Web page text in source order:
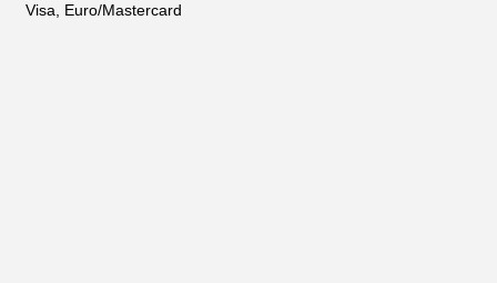
Visa, Euro/Mastercard